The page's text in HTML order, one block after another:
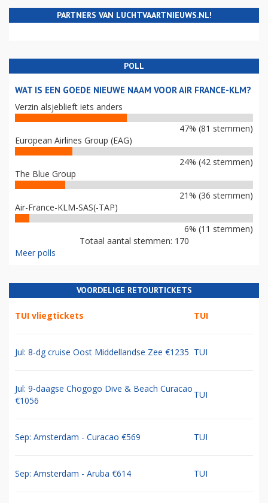
PARTNERS VAN LUCHTVAARTNIEUWS.NL!
POLL
WAT IS EEN GOEDE NIEUWE NAAM VOOR AIR FRANCE-KLM?
Verzin alsjeblieft iets anders
47% (81 stemmen)
European Airlines Group (EAG)
24% (42 stemmen)
The Blue Group
21% (36 stemmen)
Air-France-KLM-SAS(-TAP)
6% (11 stemmen)
Totaal aantal stemmen: 170
Meer polls
VOORDELIGE RETOURTICKETS
TUI vliegtickets TUI
Jul: 8-dg cruise Oost Middellandse Zee €1235 TUI
Jul: 9-daagse Chogogo Dive & Beach Curacao
€1056
TUI
Sep: Amsterdam - Curacao €569 TUI
Sep: Amsterdam - Aruba €614 TUI